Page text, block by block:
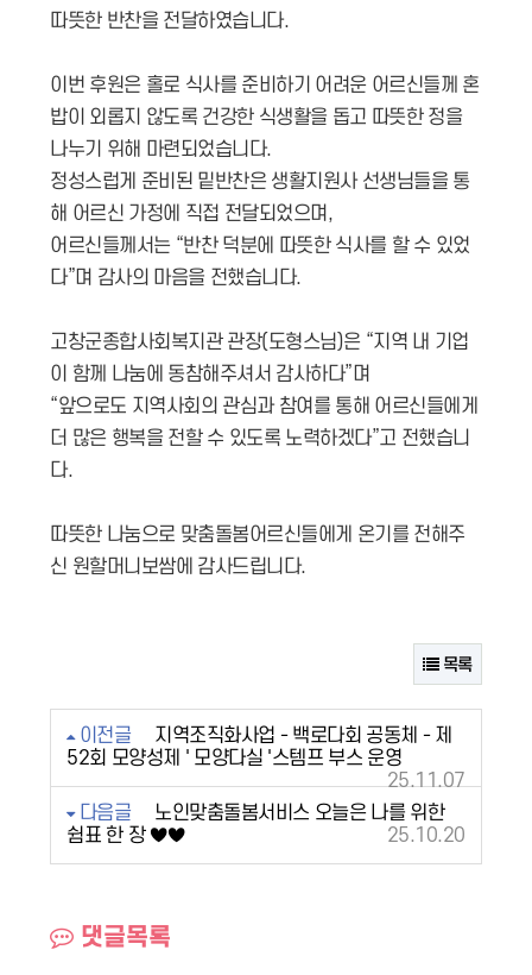
따뜻한 반찬을 전달하였습니다.
이번 후원은 홀로 식사를 준비하기 어려운 어르신들께 혼
밥이 외롭지 않도록 건강한 식생활을 돕고 따뜻한 정을
나누기 위해 마련되었습니다.
정성스럽게 준비된 밑반찬은 생활지원사 선생님들을 통
해 어르신 가정에 직접 전달되었으며,
어르신들께서는 “반찬 덕분에 따뜻한 식사를 할 수 있었
다”며 감사의 마음을 전했습니다.
고창군종합사회복지관 관장(도형스님)은 “지역 내 기업
이 함께 나눔에 동참해주셔서 감사하다”며
“앞으로도 지역사회의 관심과 참여를 통해 어르신들에게
더 많은 행복을 전할 수 있도록 노력하겠다”고 전했습니
다.
따뜻한 나눔으로 맞춤돌봄어르신들에게 온기를 전해주
신 원할머니보쌈에 감사드립니다.
목록
이전글
지역조직화사업 - 백로다회 공동체 - 제
52회 모양성제 ' 모양다실 '스템프 부스 운영
25.11.07
다음글
노인맞춤돌봄서비스 오늘은 나를 위한
쉼표 한 장 ♥♥
25.10.20
댓글목록